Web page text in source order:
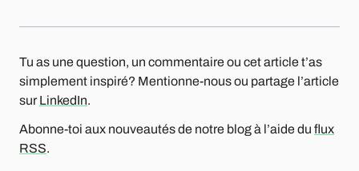
Tu as une question, un commentaire ou cet article t’as
simplement inspiré? Mentionne-nous ou partage l’article
sur LinkedIn.
Abonne-toi aux nouveautés de notre blog à l’aide du flux
RSS.